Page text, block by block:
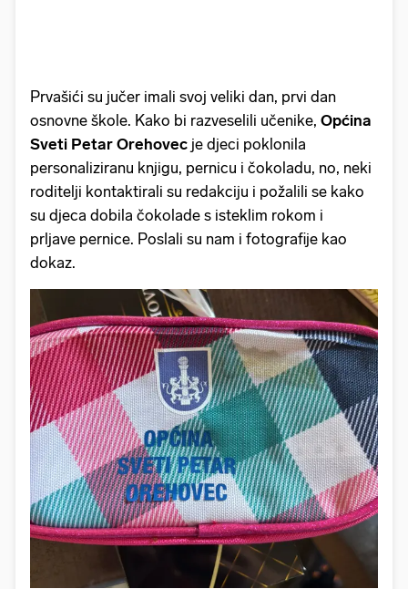
Prvašići su jučer imali svoj veliki dan, prvi dan
osnovne škole. Kako bi razveselili učenike, Općina
Sveti Petar Orehovec je djeci poklonila
personaliziranu knjigu, pernicu i čokoladu, no, neki
roditelji kontaktirali su redakciju i požalili se kako
su djeca dobila čokolade s isteklim rokom i
prljave pernice. Poslali su nam i fotografije kao
dokaz.